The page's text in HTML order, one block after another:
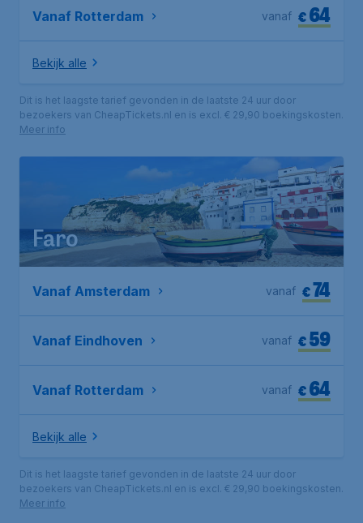
Vanaf Rotterdam €64
vanaf
Bekijk alle
Dit is het laagste tarief gevonden in de laatste 24 uur door
bezoekers van CheapTickets.nl en is excl. € 29,90 boekingskosten.
Meer info
Faro
Vanaf Amsterdam €74
vanaf
Vanaf Eindhoven €59
vanaf
Vanaf Rotterdam €64
vanaf
Bekijk alle
Dit is het laagste tarief gevonden in de laatste 24 uur door
bezoekers van CheapTickets.nl en is excl. € 29,90 boekingskosten.
Meer info